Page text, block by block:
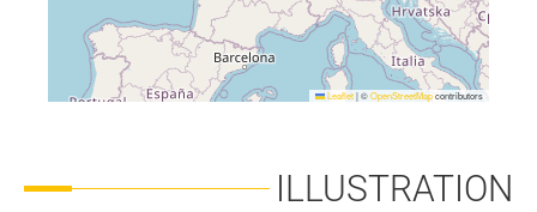
Leaflet |©OpenStreetMapcontributors
ILLUSTRATION